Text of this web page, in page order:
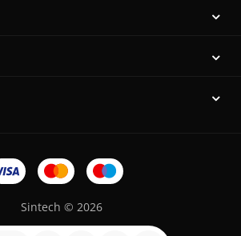
Sintech © 2026